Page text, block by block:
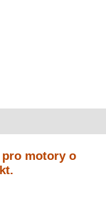
motory o